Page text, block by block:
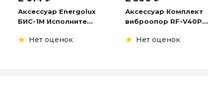
Аксессуар Energolux
БИС-1М Исполните...
Нет оценок
Аксессуар Комплект
виброопор RF-V40P...
Нет оценок